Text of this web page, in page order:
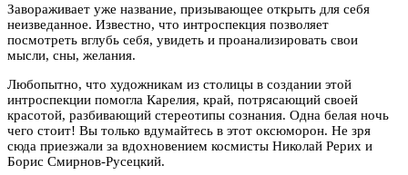
Завораживает уже название, призывающее открыть для себя
неизведанное. Известно, что интроспекция позволяет
посмотреть вглубь себя, увидеть и проанализировать свои
мысли, сны, желания.
Любопытно, что художникам из столицы в создании этой
интроспекции помогла Карелия, край, потрясающий своей
красотой, разбивающий стереотипы сознания. Одна белая ночь
чего стоит! Вы только вдумайтесь в этот оксюморон. Не зря
сюда приезжали за вдохновением космисты Николай Рерих и
Борис Смирнов-Русецкий.